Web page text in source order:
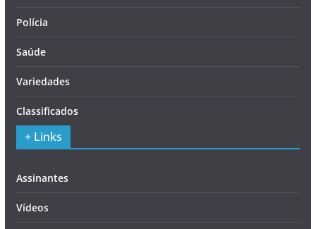
Polícia
Saúde
Variedades
Classificados
+ Links
Assinantes
Vídeos